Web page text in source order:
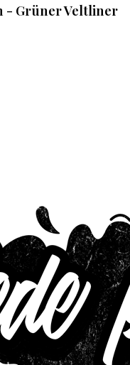
- Grüner Veltliner